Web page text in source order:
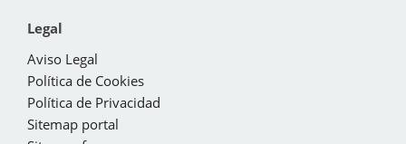
Legal
Aviso Legal
Política de Cookies
Política de Privacidad
Sitemap portal